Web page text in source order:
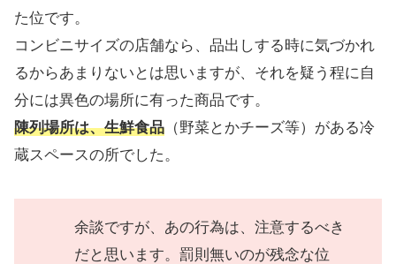
た位です。
コンビニサイズの店舗なら、品出しする時に気づかれ
るからあまりないとは思いますが、それを疑う程に自
分には異色の場所に有った商品です。
陳列場所は、生鮮食品 （野菜とかチーズ等）がある冷
蔵スペースの所でした。
余談ですが、あの行為は、注意するべき
だと思います。罰則無いのが残念な位